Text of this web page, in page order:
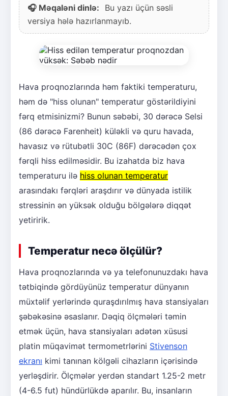
🎧 Məqaləni dinlə:
Bu yazı üçün səsli
versiya hələ hazırlanmayıb.
Hava proqnozlarında həm faktiki temperaturu,
həm də "hiss olunan" temperatur göstərildiyini
fərq etmisinizmi? Bunun səbəbi, 30 dərəcə Selsi
(86 dərəcə Farenheit) küləkli və quru havada,
havasız və rütubətli 30C (86F) dərəcədən çox
fərqli hiss edilməsidir. Bu izahatda biz hava
temperaturu ilə hiss olunan temperatur
arasındakı fərqləri araşdırır və dünyada istilik
stressinin ən yüksək olduğu bölgələrə diqqət
yetiririk.
Temperatur necə ölçülür?
Hava proqnozlarında və ya telefonunuzdakı hava
tətbiqində gördüyünüz temperatur dünyanın
müxtəlif yerlərində quraşdırılmış hava stansiyaları
şəbəkəsinə əsaslanır. Dəqiq ölçmələri təmin
etmək üçün, hava stansiyaları adətən xüsusi
platin müqavimət termometrlərini Stivenson
ekranı kimi tanınan kölgəli cihazların içərisində
yerləşdirir. Ölçmələr yerdən standart 1.25-2 metr
(4-6.5 fut) hündürlükdə aparılır. Bu, insanların